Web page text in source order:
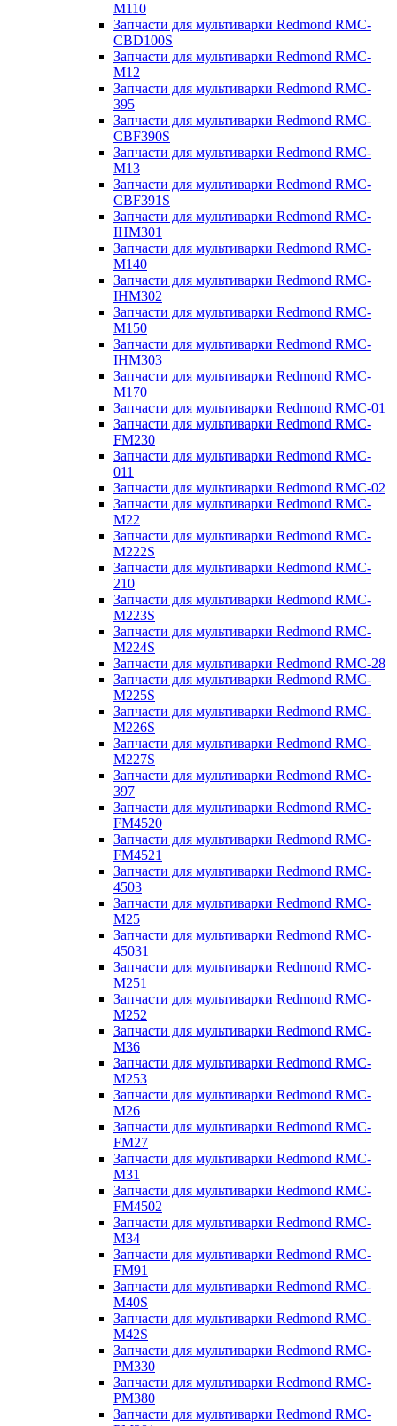
M110
Запчасти для мультиварки Redmond RMC-
CBD100S
Запчасти для мультиварки Redmond RMC-
M12
Запчасти для мультиварки Redmond RMC-
395
Запчасти для мультиварки Redmond RMC-
CBF390S
Запчасти для мультиварки Redmond RMC-
M13
Запчасти для мультиварки Redmond RMC-
CBF391S
Запчасти для мультиварки Redmond RMC-
IHM301
Запчасти для мультиварки Redmond RMC-
M140
Запчасти для мультиварки Redmond RMC-
IHM302
Запчасти для мультиварки Redmond RMC-
M150
Запчасти для мультиварки Redmond RMC-
IHM303
Запчасти для мультиварки Redmond RMC-
M170
Запчасти для мультиварки Redmond RMC-01
Запчасти для мультиварки Redmond RMC-
FM230
Запчасти для мультиварки Redmond RMC-
011
Запчасти для мультиварки Redmond RMC-02
Запчасти для мультиварки Redmond RMC-
M22
Запчасти для мультиварки Redmond RMC-
M222S
Запчасти для мультиварки Redmond RMC-
210
Запчасти для мультиварки Redmond RMC-
M223S
Запчасти для мультиварки Redmond RMC-
M224S
Запчасти для мультиварки Redmond RMC-28
Запчасти для мультиварки Redmond RMC-
M225S
Запчасти для мультиварки Redmond RMC-
M226S
Запчасти для мультиварки Redmond RMC-
M227S
Запчасти для мультиварки Redmond RMC-
397
Запчасти для мультиварки Redmond RMC-
FM4520
Запчасти для мультиварки Redmond RMC-
FM4521
Запчасти для мультиварки Redmond RMC-
4503
Запчасти для мультиварки Redmond RMC-
M25
Запчасти для мультиварки Redmond RMC-
45031
Запчасти для мультиварки Redmond RMC-
M251
Запчасти для мультиварки Redmond RMC-
M252
Запчасти для мультиварки Redmond RMC-
M36
Запчасти для мультиварки Redmond RMC-
M253
Запчасти для мультиварки Redmond RMC-
M26
Запчасти для мультиварки Redmond RMC-
FM27
Запчасти для мультиварки Redmond RMC-
M31
Запчасти для мультиварки Redmond RMC-
FM4502
Запчасти для мультиварки Redmond RMC-
M34
Запчасти для мультиварки Redmond RMC-
FM91
Запчасти для мультиварки Redmond RMC-
M40S
Запчасти для мультиварки Redmond RMC-
M42S
Запчасти для мультиварки Redmond RMC-
PM330
Запчасти для мультиварки Redmond RMC-
PM380
Запчасти для мультиварки Redmond RMC-